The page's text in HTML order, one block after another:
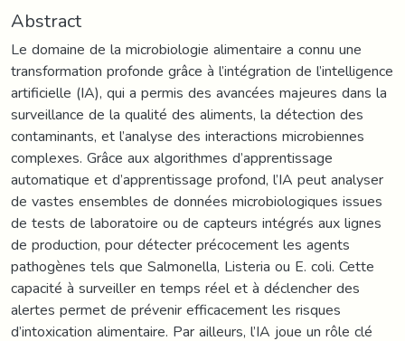
Abstract
Le domaine de la microbiologie alimentaire a connu une
transformation profonde grâce à l’intégration de l’intelligence
artificielle (IA), qui a permis des avancées majeures dans la
surveillance de la qualité des aliments, la détection des
contaminants, et l’analyse des interactions microbiennes
complexes. Grâce aux algorithmes d’apprentissage
automatique et d’apprentissage profond, l’IA peut analyser
de vastes ensembles de données microbiologiques issues
de tests de laboratoire ou de capteurs intégrés aux lignes
de production, pour détecter précocement les agents
pathogènes tels que Salmonella, Listeria ou E. coli. Cette
capacité à surveiller en temps réel et à déclencher des
alertes permet de prévenir efficacement les risques
d’intoxication alimentaire. Par ailleurs, l’IA joue un rôle clé